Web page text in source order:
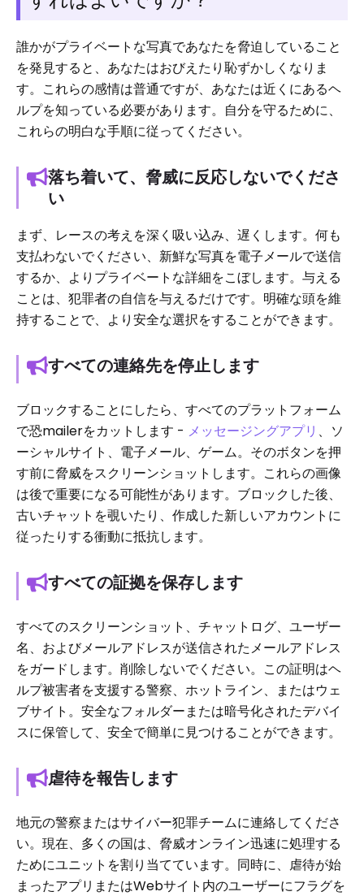
誰かがプライベートな写真であなたを脅迫していること
を発見すると、あなたはおびえたり恥ずかしくなりま
す。これらの感情は普通ですが、あなたは近くにあるヘ
ルプを知っている必要があります。自分を守るために、
これらの明白な手順に従ってください。
落ち着いて、脅威に反応しないでくださ
い
まず、レースの考えを深く吸い込み、遅くします。何も
支払わないでください、新鮮な写真を電子メールで送信
するか、よりプライベートな詳細をこぼします。与える
ことは、犯罪者の自信を与えるだけです。明確な頭を維
持することで、より安全な選択をすることができます。
すべての連絡先を停止します
ブロックすることにしたら、すべてのプラットフォーム
で恐mailerをカットします - メッセージングアプリ 、ソ
ーシャルサイト、電子メール、ゲーム。そのボタンを押
す前に脅威をスクリーンショットします。これらの画像
は後で重要になる可能性があります。ブロックした後、
古いチャットを覗いたり、作成した新しいアカウントに
従ったりする衝動に抵抗します。
すべての証拠を保存します
すべてのスクリーンショット、チャットログ、ユーザー
名、およびメールアドレスが送信されたメールアドレス
をガードします。削除しないでください。この証明はヘ
ルプ被害者を支援する警察、ホットライン、またはウェ
ブサイト。安全なフォルダーまたは暗号化されたデバイ
スに保管して、安全で簡単に見つけることができます。
虐待を報告します
地元の警察またはサイバー犯罪チームに連絡してくださ
い。現在、多くの国は、脅威オンライン迅速に処理する
ためにユニットを割り当てています。同時に、虐待が始
まったアプリまたはWebサイト内のユーザーにフラグを